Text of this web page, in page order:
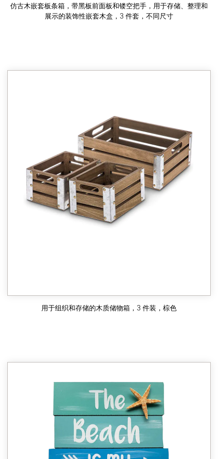
仿古木嵌套板条箱，带黑板前面板和镂空把手，用于存储、整理和
展示的装饰性嵌套木盒，3 件套，不同尺寸
用于组织和存储的木质储物箱，3 件装，棕色